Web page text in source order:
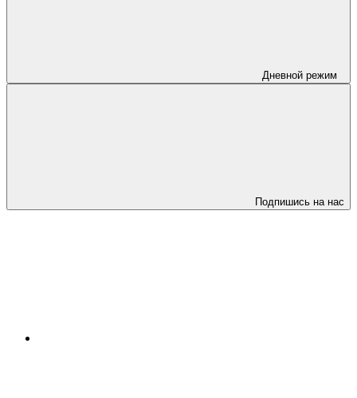
Дневной режим
Подпишись на нас